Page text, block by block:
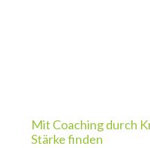
Mit Coaching durch
Stärke finden